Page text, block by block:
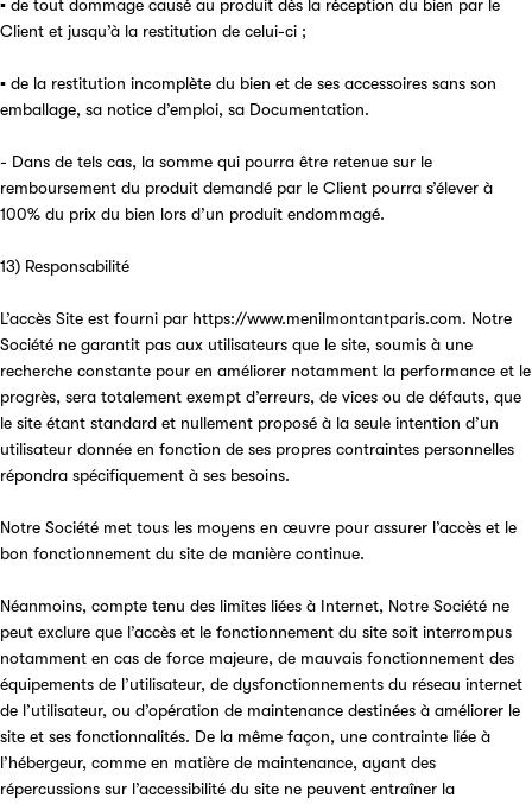
▪ de tout dommage causé au produit dès la réception du bien par le
Client et jusqu’à la restitution de celui-ci ;
▪ de la restitution incomplète du bien et de ses accessoires sans son
emballage, sa notice d’emploi, sa Documentation.
- Dans de tels cas, la somme qui pourra être retenue sur le
remboursement du produit demandé par le Client pourra s’élever à
100% du prix du bien lors d’un produit endommagé.
13) Responsabilité
L’accès Site est fourni par https://www.menilmontantparis.com. Notre
Société ne garantit pas aux utilisateurs que le site, soumis à une
recherche constante pour en améliorer notamment la performance et le
progrès, sera totalement exempt d’erreurs, de vices ou de défauts, que
le site étant standard et nullement proposé à la seule intention d’un
utilisateur donnée en fonction de ses propres contraintes personnelles
répondra spécifiquement à ses besoins.
Notre Société met tous les moyens en œuvre pour assurer l’accès et le
bon fonctionnement du site de manière continue.
Néanmoins, compte tenu des limites liées à Internet, Notre Société ne
peut exclure que l’accès et le fonctionnement du site soit interrompus
notamment en cas de force majeure, de mauvais fonctionnement des
équipements de l’utilisateur, de dysfonctionnements du réseau internet
de l’utilisateur, ou d’opération de maintenance destinées à améliorer le
site et ses fonctionnalités. De la même façon, une contrainte liée à
l’hébergeur, comme en matière de maintenance, ayant des
répercussions sur l’accessibilité du site ne peuvent entraîner la